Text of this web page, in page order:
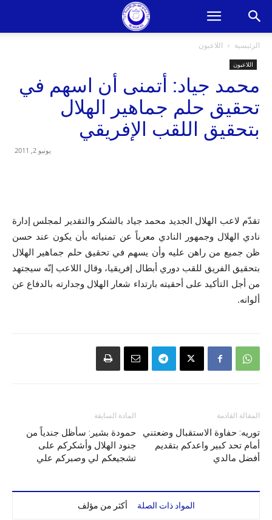
الرئيسية اللاعبون
اللاعبون
محمد جياد: أتمنى أن اسهم في
تحقيق حلم جماهير الهلال
بتحقيق اللقب الإفريقي
يونيو 2, 2011
تقدّم لاعب الهلال الجديد محمد جياد بالشكر والتقدير لمجلس إدارة
نادي الهلال وجمهور النادي معرباً عن تمنياته بأن يكون عند حسن
ظن جميع من راهن عليه وأن يسهم في تحقيق حلم جماهير الهلال
بتحقيق الفريق للقب دوري أبطال إفريقيا، وقال اللاعب إنّه سيجتهد
من أجل التأكيد على أحقيته بارتداء شعار الهلال وجدارته بالدفاع عن
ألوانه.
المادة السابقة
حمودة بشير: سأظل جندياً من
جنود الهلال وأشكركم على
تشجيعكم لي وصبركم علي
المقالة القادمة
توريه: حفاوة الاستقبال وضعتني
أمام تحد كبير واعدكم بتقديم
أفضل مالدي
المواد ذات الصلة أكثر من مؤلف